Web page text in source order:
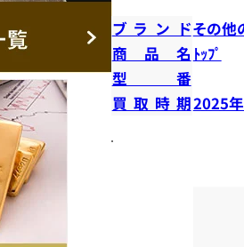
ブランドその他
商品名 ﾄｯﾌﾟ
型番
買取時期2025